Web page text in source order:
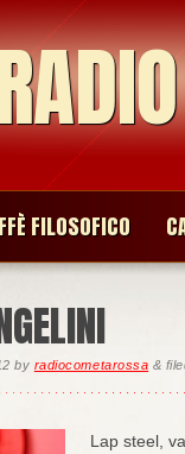
FILOSOFICO
by radiocometarossa &
Lap steel,